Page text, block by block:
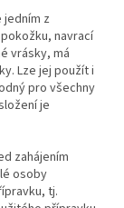
jedním z
navrací
vrásky, má
Lze jej použít i
pro všechny
je
zahájením
osoby
tj.